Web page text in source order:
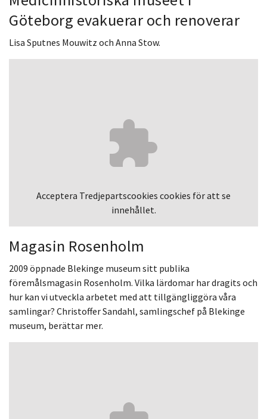
Göteborg evakuerar och renoverar
Lisa Sputnes Mouwitz och Anna Stow.
Acceptera Tredjepartscookies cookies för att se
innehållet.
Magasin Rosenholm
2009 öppnade Blekinge museum sitt publika
föremålsmagasin Rosenholm. Vilka lärdomar har dragits och
hur kan vi utveckla arbetet med att tillgängliggöra våra
samlingar? Christoffer Sandahl, samlingschef på Blekinge
museum, berättar mer.